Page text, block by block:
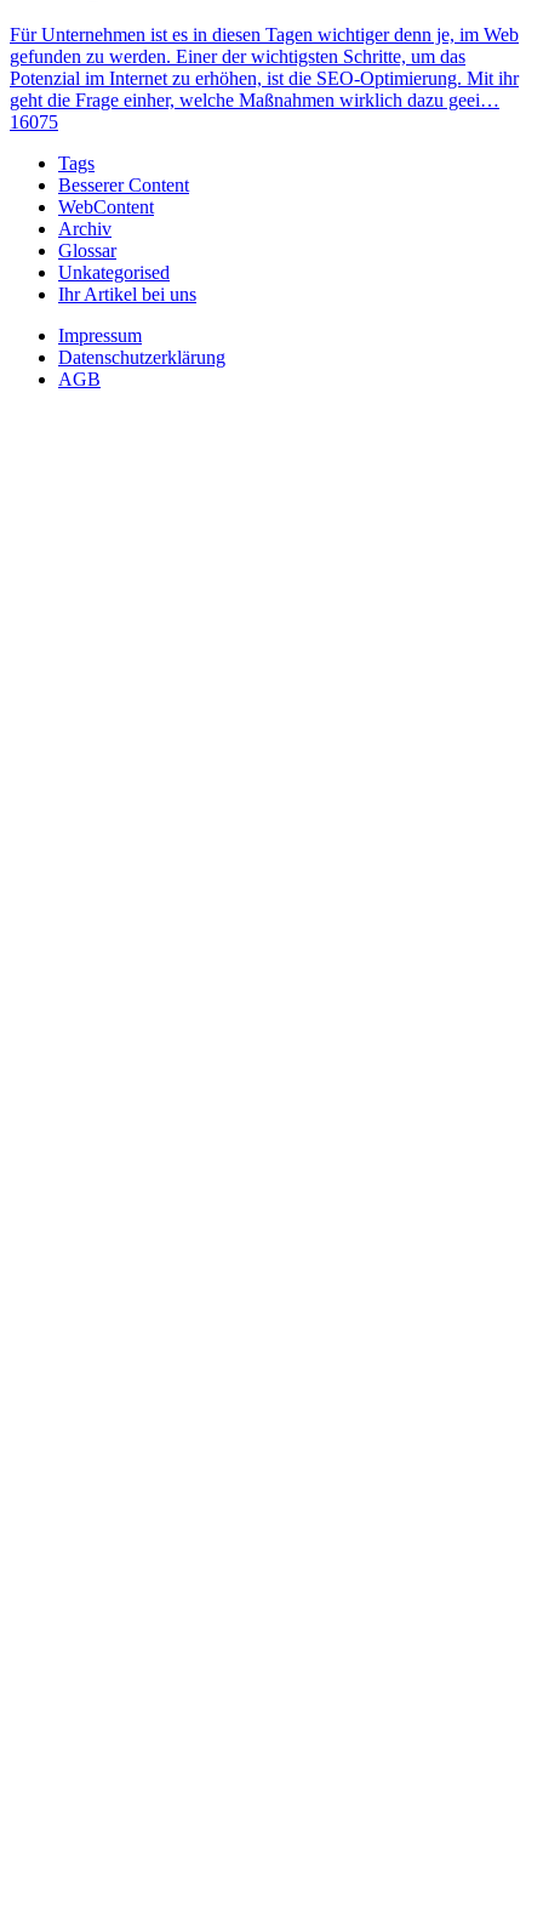
Für Unternehmen ist es in diesen Tagen wichtiger denn je, im Web
gefunden zu werden. Einer der wichtigsten Schritte, um das
Potenzial im Internet zu erhöhen, ist die SEO-Optimierung. Mit ihr
geht die Frage einher, welche Maßnahmen wirklich dazu geei…
16075
Tags
Besserer Content
WebContent
Archiv
Glossar
Unkategorised
Ihr Artikel bei uns
Impressum
Datenschutzerklärung
AGB